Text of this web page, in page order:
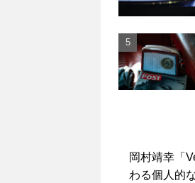
岡村靖幸「
わる個人的